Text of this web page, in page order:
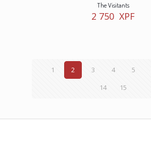
The Visitants
2 750 XPF
1 2 3 4 5
14
15